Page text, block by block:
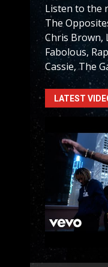
Listen to the
The
Chris Brown,
Fabolous,
Cassie, The
LATEST